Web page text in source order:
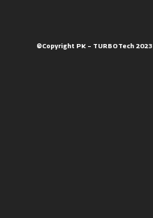
©Copyright PK – TURBOTech 2023